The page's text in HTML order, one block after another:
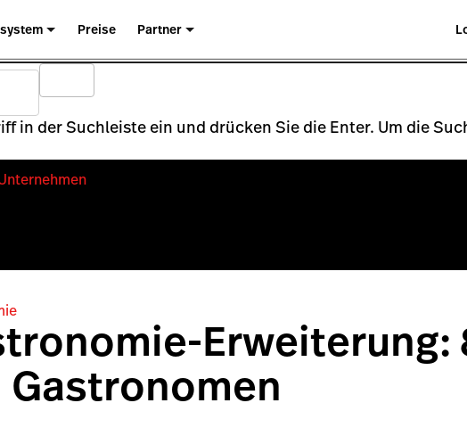
Preise Partner
in der Suchleiste ein und drücken Sie die Enter. Um die
Erweiterung:
Gastronomen